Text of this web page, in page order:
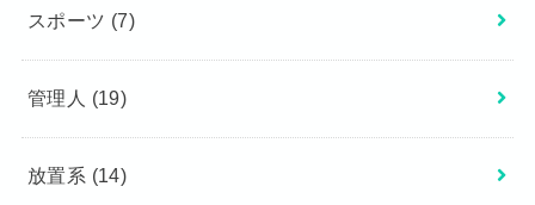
スポーツ (7)
管理人 (19)
放置系 (14)